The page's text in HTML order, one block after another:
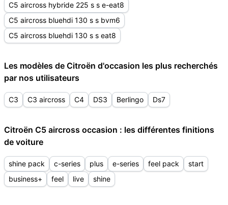
C5 aircross hybride 225 s s e-eat8
C5 aircross bluehdi 130 s s bvm6
C5 aircross bluehdi 130 s s eat8
Les modèles de Citroën d'occasion les plus recherchés
par nos utilisateurs
C3 C3 aircross C4 DS3 Berlingo Ds7
Citroën C5 aircross occasion : les différentes finitions
de voiture
shine pack c-series plus e-series feel pack
start
business+
feel live shine